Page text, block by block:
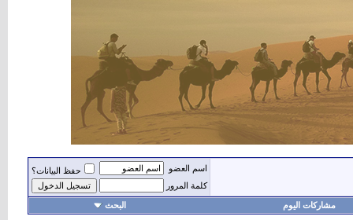
اسم العضو
حفظ البيانات؟
كلمة المرور
مشاركات اليوم البحث